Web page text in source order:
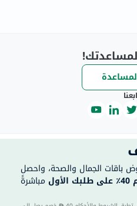
باقات الجمال والصحة، واحصل